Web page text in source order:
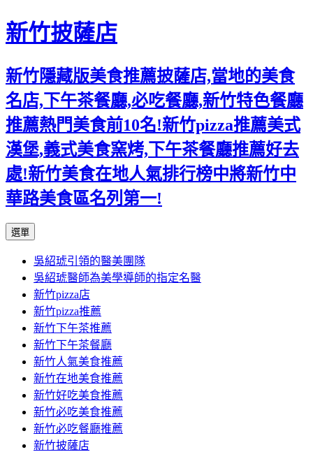
新竹披薩店
新竹隱藏版美食推薦披薩店,當地的美食
名店,下午茶餐廳,必吃餐廳,新竹特色餐廳
推薦熱門美食前10名!新竹pizza推薦美式
漢堡,義式美食窯烤,下午茶餐廳推薦好去
處!新竹美食在地人氣排行榜中將新竹中
華路美食區名列第一!
選單
主
要
內
容
吳紹琥引領的醫美團隊
吳紹琥醫師為美學導師的指定名醫
新竹pizza店
新竹pizza推薦
新竹下午茶推薦
新竹下午茶餐廳
新竹人氣美食推薦
新竹在地美食推薦
新竹好吃美食推薦
新竹必吃美食推薦
新竹必吃餐廳推薦
新竹披薩店